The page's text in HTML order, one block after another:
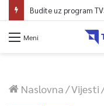
Meni
Naslovna/Vijesti